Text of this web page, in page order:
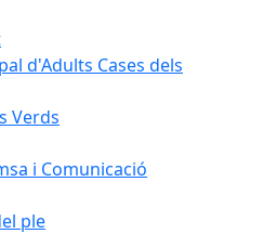
d'Adults Cases dels
Verds
i Comunicació
ple